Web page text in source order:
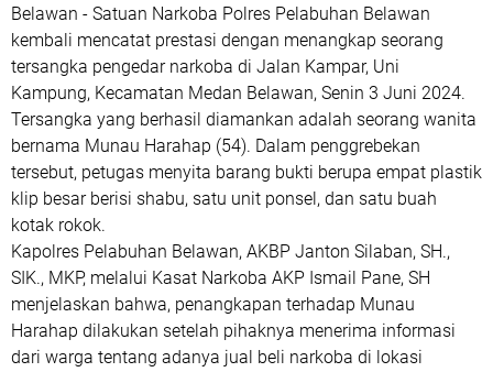
Belawan - Satuan Narkoba Polres Pelabuhan Belawan
kembali mencatat prestasi dengan menangkap seorang
tersangka pengedar narkoba di Jalan Kampar, Uni
Kampung, Kecamatan Medan Belawan, Senin 3 Juni 2024.
Tersangka yang berhasil diamankan adalah seorang wanita
bernama Munau Harahap (54). Dalam penggrebekan
tersebut, petugas menyita barang bukti berupa empat plastik
klip besar berisi shabu, satu unit ponsel, dan satu buah
kotak rokok.
Kapolres Pelabuhan Belawan, AKBP Janton Silaban, SH.,
SIK., MKP, melalui Kasat Narkoba AKP Ismail Pane, SH
menjelaskan bahwa, penangkapan terhadap Munau
Harahap dilakukan setelah pihaknya menerima informasi
dari warga tentang adanya jual beli narkoba di lokasi